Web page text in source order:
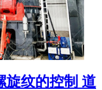
旋纹的控制 道